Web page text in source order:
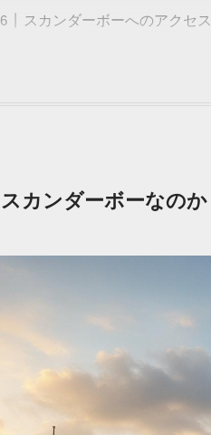
スカンダーボーへのアクセ
カンダーボーなの